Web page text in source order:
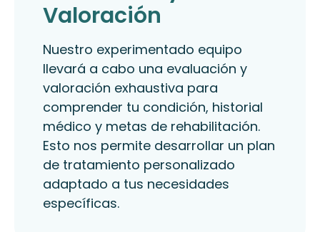
Valoración
Nuestro experimentado equipo
llevará a cabo una evaluación y
valoración exhaustiva para
comprender tu condición, historial
médico y metas de rehabilitación.
Esto nos permite desarrollar un plan
de tratamiento personalizado
adaptado a tus necesidades
específicas.